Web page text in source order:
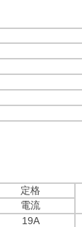
定格
電流
19A